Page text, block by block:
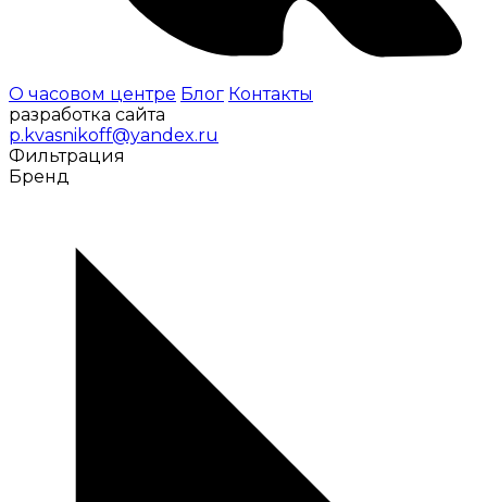
О часовом центре Блог Контакты
разработка сайта
p.kvasnikoff@yandex.ru
Фильтрация
Бренд